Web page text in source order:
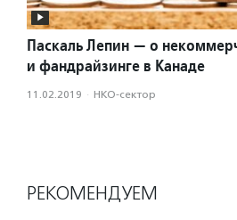
Паскаль Лепин — о
и фандрайзинге в Канаде
11.02.2019 · НКО-сектор
РЕКОМЕНДУЕМ